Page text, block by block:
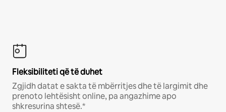
Fleksibiliteti që të duhet
Zgjidh datat e sakta të mbërritjes dhe të largimit dhe
prenoto lehtësisht online, pa angazhime apo
shkresurina shtesë.*